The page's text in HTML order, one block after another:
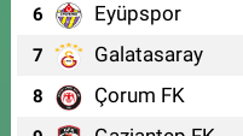
6 Eyüpspor
7 Galatasaray
8 Çorum FK